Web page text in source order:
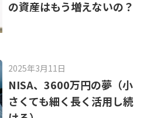
の資産はもう増えないの？
2025年3月11日
NISA、3600万円の夢（小
さくても細く長く活用し続